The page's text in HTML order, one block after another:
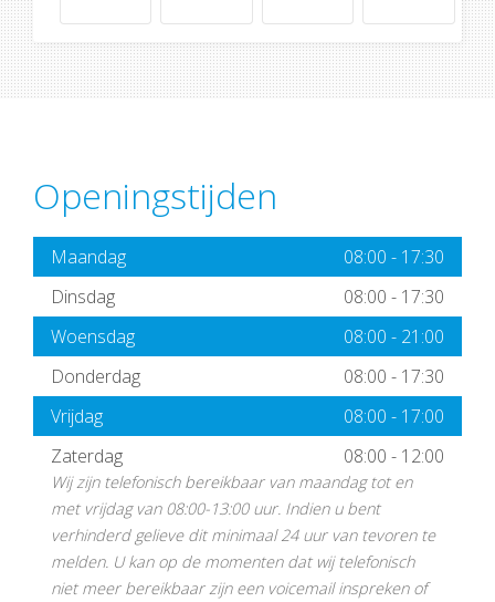
Openingstijden
Maandag 08:00 - 17:30
Dinsdag
08:00 - 17:30
Woensdag
08:00 - 21:00
Donderdag
08:00 - 17:30
Vrijdag
08:00 - 17:00
Zaterdag
08:00 - 12:00
Wij zijn telefonisch bereikbaar van maandag tot en
met vrijdag van 08:00-13:00 uur. Indien u bent
verhinderd gelieve dit minimaal 24 uur van tevoren te
melden. U kan op de momenten dat wij telefonisch
niet meer bereikbaar zijn een voicemail inspreken of